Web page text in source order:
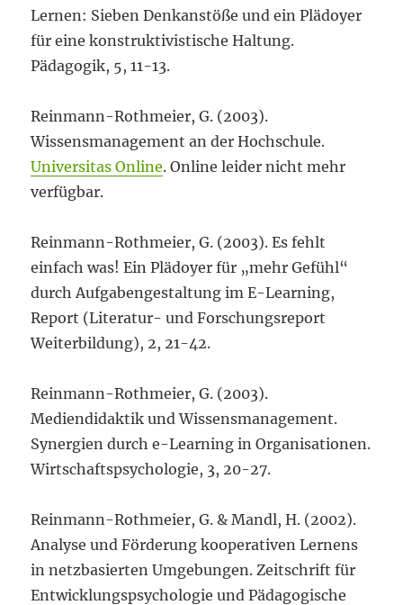
Lernen: Sieben Denkanstöße und ein Plädoyer
für eine konstruktivistische Haltung.
Pädagogik, 5, 11-13.
Reinmann-Rothmeier, G. (2003).
Wissensmanagement an der Hochschule.
Universitas Online. Online leider nicht mehr
verfügbar.
Reinmann-Rothmeier, G. (2003). Es fehlt
einfach was! Ein Plädoyer für „mehr Gefühl“
durch Aufgabengestaltung im E-Learning,
Report (Literatur- und Forschungsreport
Weiterbildung), 2, 21-42.
Reinmann-Rothmeier, G. (2003).
Mediendidaktik und Wissensmanagement.
Synergien durch e-Learning in Organisationen.
Wirtschaftspsychologie, 3, 20-27.
Reinmann-Rothmeier, G. & Mandl, H. (2002).
Analyse und Förderung kooperativen Lernens
in netzbasierten Umgebungen. Zeitschrift für
Entwicklungspsychologie und Pädagogische